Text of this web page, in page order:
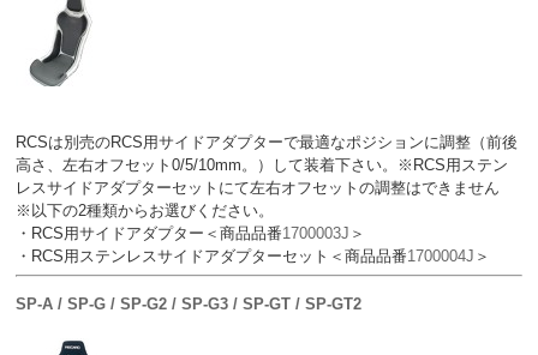
RCSは別売のRCS用サイドアダプターで最適なポジションに調整（前後
高さ、左右オフセット0/5/10mm。）して装着下さい。※RCS用ステン
レスサイドアダプターセットにて左右オフセットの調整はできません
※以下の2種類からお選びください。
・RCS用サイドアダプター＜商品品番1700003J ＞
・RCS用ステンレスサイドアダプターセット＜商品品番1700004J ＞
SP-A / SP-G / SP-G2 / SP-G3 / SP-GT / SP-GT2